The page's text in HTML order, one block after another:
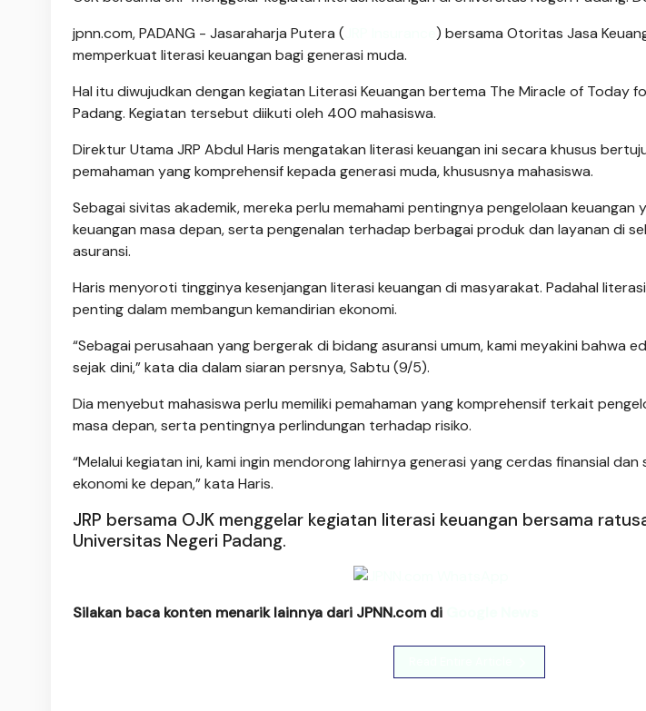
jpnn.com, PADANG - Jasaraharja Putera (
) bersama Otoritas Jasa
memperkuat literasi keuangan bagi generasi muda.
Hal itu diwujudkan dengan kegiatan Literasi Keuangan bertema The Miracle of Today
Padang. Kegiatan tersebut diikuti oleh 400 mahasiswa.
Direktur Utama JRP Abdul Haris mengatakan literasi keuangan ini secara khusus
pemahaman yang komprehensif kepada generasi muda, khususnya mahasiswa.
Sebagai sivitas akademik, mereka perlu memahami pentingnya pengelolaan keuangan
keuangan masa depan, serta pengenalan terhadap berbagai produk dan layanan di
asuransi.
Haris menyoroti tingginya kesenjangan literasi keuangan di masyarakat. Padahal
penting dalam membangun kemandirian ekonomi.
“Sebagai perusahaan yang bergerak di bidang asuransi umum, kami meyakini bahwa
sejak dini,” kata dia dalam siaran persnya, Sabtu (9/5).
Dia menyebut mahasiswa perlu memiliki pemahaman yang komprehensif terkait
masa depan, serta pentingnya perlindungan terhadap risiko.
“Melalui kegiatan ini, kami ingin mendorong lahirnya generasi yang cerdas finansial
ekonomi ke depan,” kata Haris.
JRP bersama OJK menggelar kegiatan literasi keuangan bersama
Universitas Negeri Padang.
Silakan baca konten menarik lainnya dari JPNN.com di